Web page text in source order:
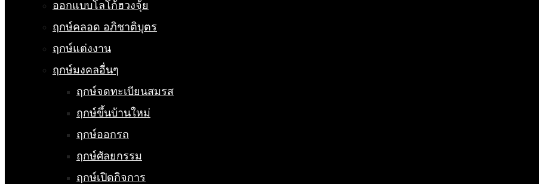
ออกแบบโลโก้ฮวงจุ้ย
ฤกษ์คลอด อภิชาติบุตร
ฤกษ์แต่งงาน
ฤกษ์มงคลอื่นๆ
ฤกษ์จดทะเบียนสมรส
ฤกษ์ขึ้นบ้านใหม่
ฤกษ์ออกรถ
ฤกษ์ศัลยกรรม
ฤกษ์เปิดกิจการ